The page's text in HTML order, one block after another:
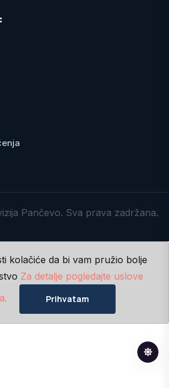
Pančevo. Sva prava zadržana.
kolačiće da bi vam pružio bolje
Za detalje pogledajte uslove
Prihvatam